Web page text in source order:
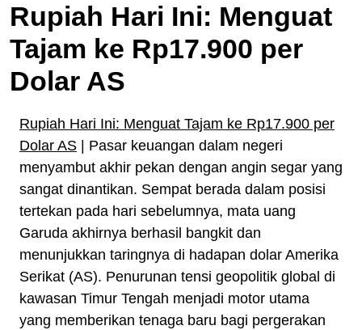
Rupiah Hari Ini: Menguat
Tajam ke Rp17.900 per
Dolar AS
Rupiah Hari Ini: Menguat Tajam ke Rp17.900 per
Dolar AS | Pasar keuangan dalam negeri
menyambut akhir pekan dengan angin segar yang
sangat dinantikan. Sempat berada dalam posisi
tertekan pada hari sebelumnya, mata uang
Garuda akhirnya berhasil bangkit dan
menunjukkan taringnya di hadapan dolar Amerika
Serikat (AS). Penurunan tensi geopolitik global di
kawasan Timur Tengah menjadi motor utama
yang memberikan tenaga baru bagi pergerakan